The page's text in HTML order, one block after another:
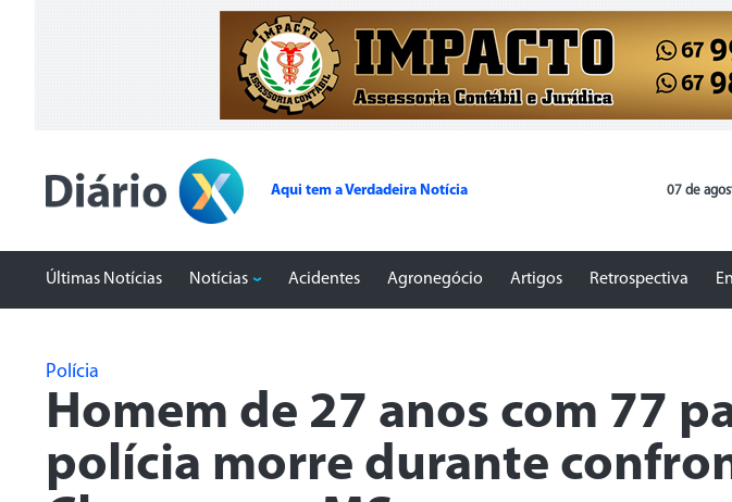
Aqui tem a Verdadeira Notícia 07 de
Últimas Notícias Notícias Acidentes Agronegócio Artigos Retrospectiva
Polícia
Homem de 27 anos com 77
polícia morre durante